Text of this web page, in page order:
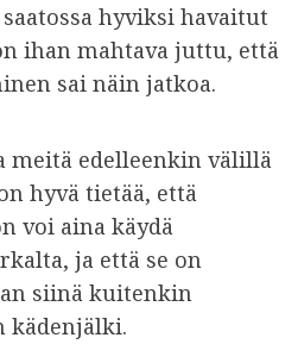
hyviksi havaitut
ihan mahtava juttu, että
sai näin jatkoa.
meitä edelleenkin välillä
hyvä tietää, että
voi aina käydä
ja että se on
siinä kuitenkin
kädenjälki.